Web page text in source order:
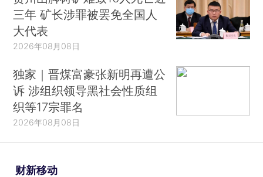
三年 矿长涉罪被罢免全国人
大代表
2026年08月08日
独家｜晋煤富豪张新明再遭公
诉 涉组织领导黑社会性质组
织等17宗罪名
2026年08月08日
财新移动